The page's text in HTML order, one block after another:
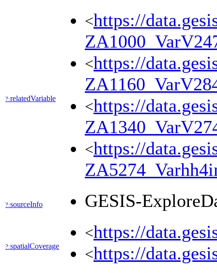
?:relatedVariable
<https://
<https://
<https://
<https://
?:sourceInfo GESIS-
?:spatialCoverage
<https://
<https://